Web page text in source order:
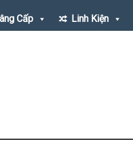
Cấp Linh Kiện